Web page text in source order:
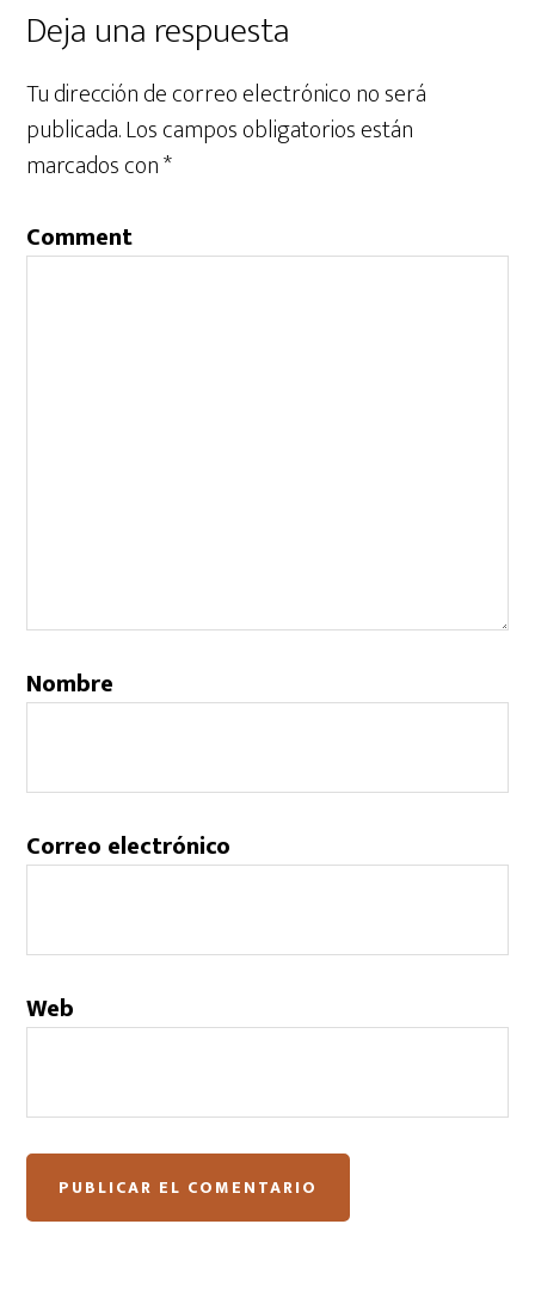
Deja una respuesta
Tu dirección de correo electrónico no será
publicada.Los campos obligatorios están
marcados con*
Comment
Nombre
Correo electrónico
Web